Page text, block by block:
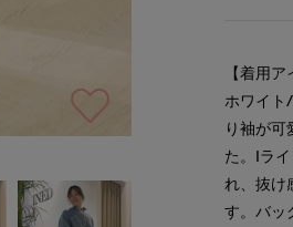
【着用
ホワイ
り袖が
た。Iラ
れ、抜け
す。バッ